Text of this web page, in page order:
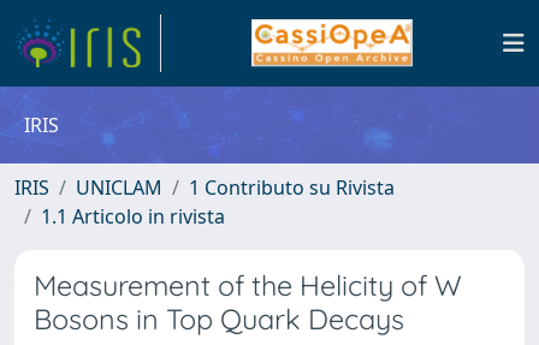
IRIS
IRIS UNICLAM
1 Contributo su Rivista
1.1 Articolo in rivista
Measurement of the Helicity of W
Bosons in Top Quark Decays